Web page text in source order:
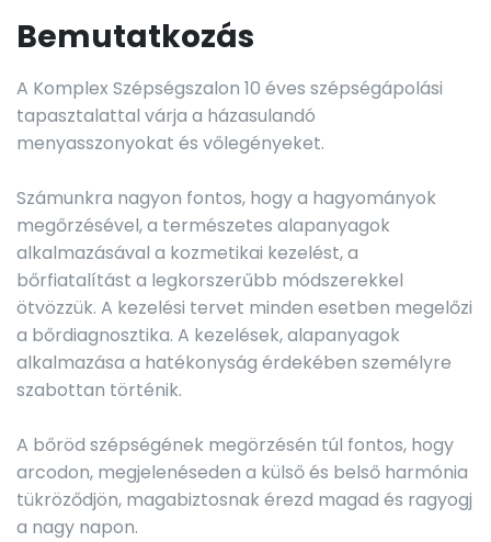
Bemutatkozás
A Komplex Szépségszalon 10 éves szépségápolási
tapasztalattal várja a házasulandó
menyasszonyokat és vőlegényeket.
Számunkra nagyon fontos, hogy a hagyományok
megőrzésével, a természetes alapanyagok
alkalmazásával a kozmetikai kezelést, a
bőrfiatalítást a legkorszerűbb módszerekkel
ötvözzük. A kezelési tervet minden esetben megelőzi
a bőrdiagnosztika. A kezelések, alapanyagok
alkalmazása a hatékonyság érdekében személyre
szabottan történik.
A bőröd szépségének megörzésén túl fontos, hogy
arcodon, megjelenéseden a külső és belső harmónia
tükröződjön, magabiztosnak érezd magad és ragyogj
a nagy napon.